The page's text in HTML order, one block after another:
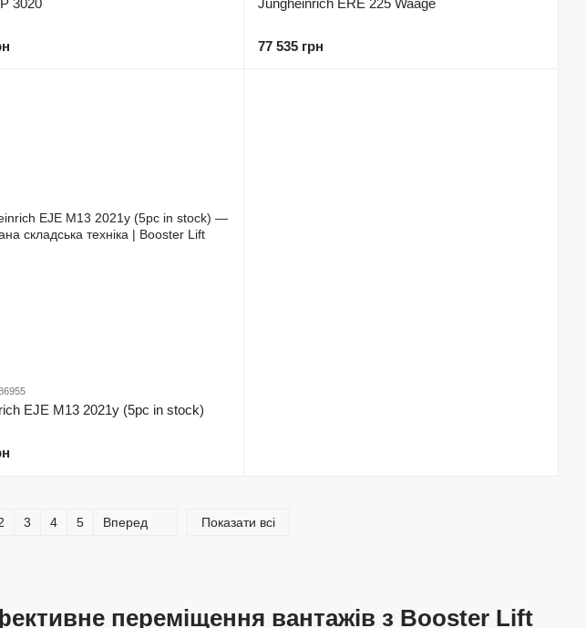
переміщення вантажів з Booster Lift
3020 Jungheinrich ERE 225 Waage
77 535 грн
EJE M13 2021y (5pc in stock)
3 4 5 Вперед Показати всі